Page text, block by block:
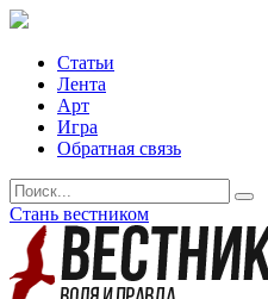
Статьи
Лента
Арт
Игра
Обратная связь
Стань вестником